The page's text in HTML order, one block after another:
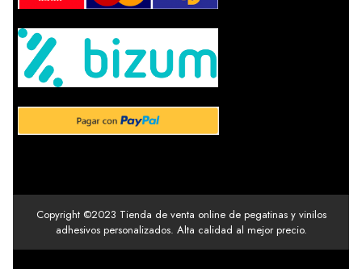
Copyright ©2023 Tienda de venta online de pegatinas y vinilos
adhesivos personalizados. Alta calidad al mejor precio.